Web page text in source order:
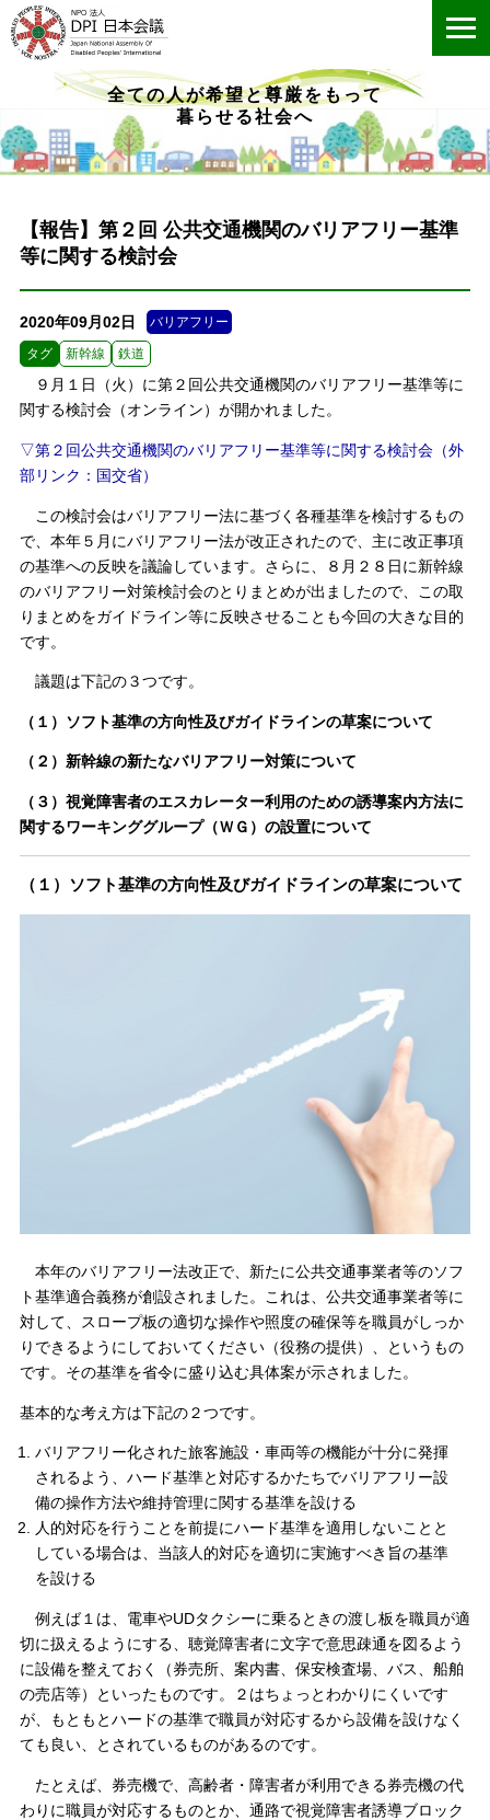
全ての人が希望と尊厳をもって
暮らせる社会へ
【報告】第２回 公共交通機関のバリアフリー基準
等に関する検討会
2020年09月02日 バリアフリー
タグ 新幹線 鉄道
９月１日（火）に第２回公共交通機関のバリアフリー基準等に
関する検討会（オンライン）が開かれました。
▽第２回公共交通機関のバリアフリー基準等に関する検討会（外
部リンク：国交省）
この検討会はバリアフリー法に基づく各種基準を検討するもの
で、本年５月にバリアフリー法が改正されたので、主に改正事項
の基準への反映を議論しています。さらに、８月２８日に新幹線
のバリアフリー対策検討会のとりまとめが出ましたので、この取
りまとめをガイドライン等に反映させることも今回の大きな目的
です。
議題は下記の３つです。
（１）ソフト基準の方向性及びガイドラインの草案について
（２）新幹線の新たなバリアフリー対策について
（３）視覚障害者のエスカレーター利用のための誘導案内方法に
関するワーキンググループ（ＷＧ）の設置について
（１）ソフト基準の方向性及びガイドラインの草案について
本年のバリアフリー法改正で、新たに公共交通事業者等のソフ
ト基準適合義務が創設されました。これは、公共交通事業者等に
対して、スロープ板の適切な操作や照度の確保等を職員がしっか
りできるようにしておいてください（役務の提供）、というもの
です。その基準を省令に盛り込む具体案が示されました。
基本的な考え方は下記の２つです。
バリアフリー化された旅客施設・車両等の機能が十分に発揮
されるよう、ハード基準と対応するかたちでバリアフリー設
備の操作方法や維持管理に関する基準を設ける
人的対応を行うことを前提にハード基準を適用しないことと
している場合は、当該人的対応を適切に実施すべき旨の基準
を設ける
例えば１は、電車やUDタクシーに乗るときの渡し板を職員が適
切に扱えるようにする、聴覚障害者に文字で意思疎通を図るよう
に設備を整えておく（券売所、案内書、保安検査場、バス、船舶
の売店等）といったものです。２はちょっとわかりにくいです
が、もともとハードの基準で職員が対応するから設備を設けなく
ても良い、とされているものがあるのです。
たとえば、券売機で、高齢者・障害者が利用できる券売機の代
わりに職員が対応するものとか、通路で視覚障害者誘導ブロック